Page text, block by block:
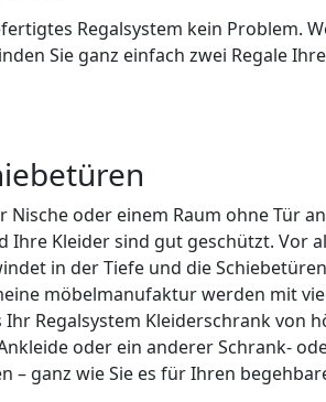
Regalsystem kein Problem.
Sie ganz einfach zwei Regale
oder einem Raum ohne Tür
Kleider sind gut geschützt. Vor
in der Tiefe und die
möbelmanufaktur werden mit
Regalsystem Kleiderschrank
oder ein anderer Schrank-
– ganz wie Sie es für Ihren